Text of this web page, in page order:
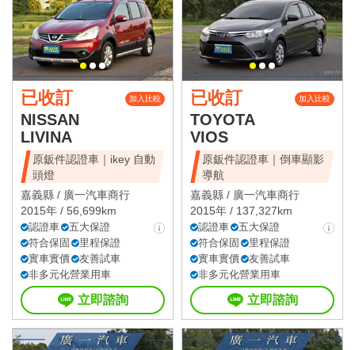
已收訂 加入比較
NISSAN
LIVINA
原鈑件認證車｜ikey 自動
頭燈
嘉義縣 / 廣一汽車商行
2015年 / 56,699km
認證車
五大保證
符合保固
里程保證
實車實價
友善試車
非多元化營業用車
立即諮詢
已收訂 加入比較
TOYOTA
VIOS
原鈑件認證車｜倒車顯影
導航
嘉義縣 / 廣一汽車商行
2015年 / 137,327km
認證車
五大保證
符合保固
里程保證
實車實價
友善試車
非多元化營業用車
立即諮詢